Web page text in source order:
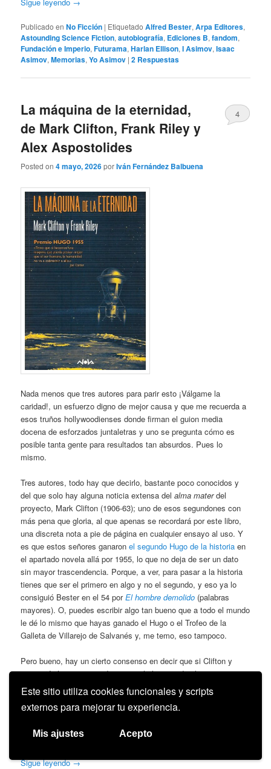
Este sitio utiliza cookies funcionales y scripts
externos para mejorar tu experiencia.
Mis ajustes Acepto
Publicado en No Ficción | Etiquetado Alfred Bester,Arpa Editores,
Astounding Science Fiction,autobiografía, Ediciones B,fandom,
Fundación e Imperio,Futurama,Harlan Ellison,I Asimov,Isaac
Asimov,Memorias,Yo Asimov |2 Respuestas
La máquina de la eternidad,
de Mark Clifton, Frank Riley y
Alex Aspostolides
Posted on4 mayo, 2026porIván Fernández Balbuena
4
Nada menos que tres autores para parir esto ¡Válgame la
caridad!, un esfuerzo digno de mejor causa y que me recuerda a
esos truños hollywoodienses donde firman el guion media
docena de esforzados juntaletras y uno se pregunta cómo es
posible tanta gente para resultados tan absurdos. Pues lo
mismo.
Tres autores, todo hay que decirlo, bastante poco conocidos y
del que solo hay alguna noticia extensa delalma materdel
proyecto, Mark Clifton (1906-63); uno de esos segundones con
más pena que gloria, al que apenas se recordará por este libro,
una discreta nota a pie de página en cualquier ensayo al uso. Y
es que estos señores ganaronel segundo Hugo de la historia en
el apartado novela allá por 1955, lo que no deja de ser un dato
sin mayor trascendencia. Porque, a ver, para pasar a la historia
tienes que ser el primero en algo y no el segundo, y eso ya lo
consiguió Bester en el 54 porEl hombre demolido (palabras
mayores). O, puedes escribir algo tan bueno que a todo el mundo
le dé lo mismo que hayas ganado el Hugo o el Trofeo de la
Galleta de Villarejo de Salvanés y, me temo, eso tampoco.
Pero bueno, hay un cierto consenso en decir que si Clifton y
compañía han conseguido pasar a la historia de alguna manera
es por haber escrito el peor libro galardonado con un Hugo. Y
eso, en un colectivo como el nuestro, donde el lema “paz y
amor” no está precisamente de moda, no deja de tener su mérito.
Cese de alerta/El apagón
Redshirts, ahí es nada.
Sigue leyendo→